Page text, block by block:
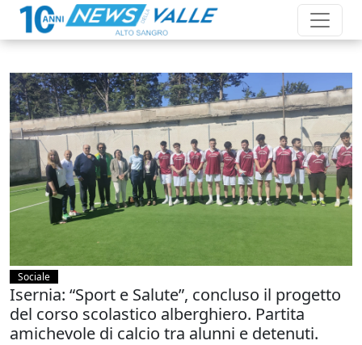
Sociale
Isernia: “Sport e Salute”, concluso il progetto
del corso scolastico alberghiero. Partita
amichevole di calcio tra alunni e detenuti.